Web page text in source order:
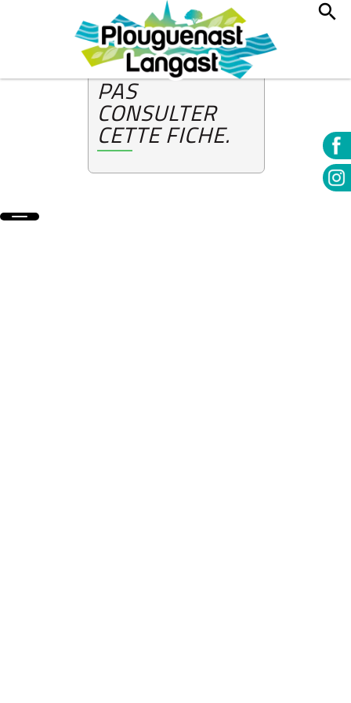
!
DESOLÉ, VOUS
NE POUVEZ
PAS
CONSULTER
CETTE FICHE.